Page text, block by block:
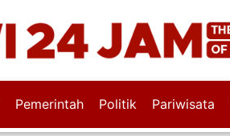
Pemerintah Politik Pariwisata